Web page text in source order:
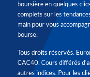
boursière en quelques
complets sur les
main pour vous
bourse.
Tous droits réservés.
CAC40. Cours différés
autres indices. Pour les